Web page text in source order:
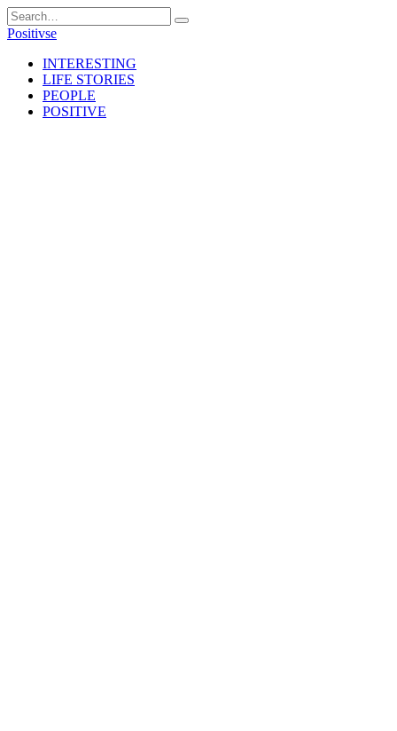
Skip
to
Search
for:
Positivse
INTERESTING
LIFE STORIES
PEOPLE
POSITIVE